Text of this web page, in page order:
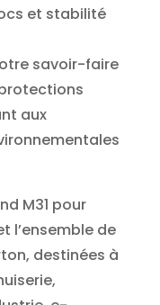
et stabilité
savoir-faire
aux
M31 pour
l’ensemble de
destinées à